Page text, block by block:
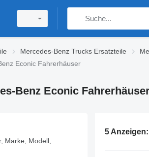
Mercedes-Benz Trucks Ersatzteile
Econic Fahrerhäuser
Benz Econic
Marke, Modell,
5 Anzeigen: